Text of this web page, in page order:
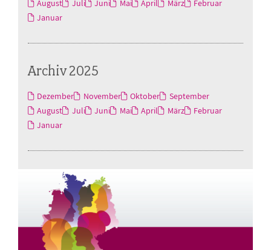
August Juli Juni Mai April März
Februar
Januar
Archiv 2025
Dezember November Oktober
September
August
Juli Juni Mai April März
Februar
Januar